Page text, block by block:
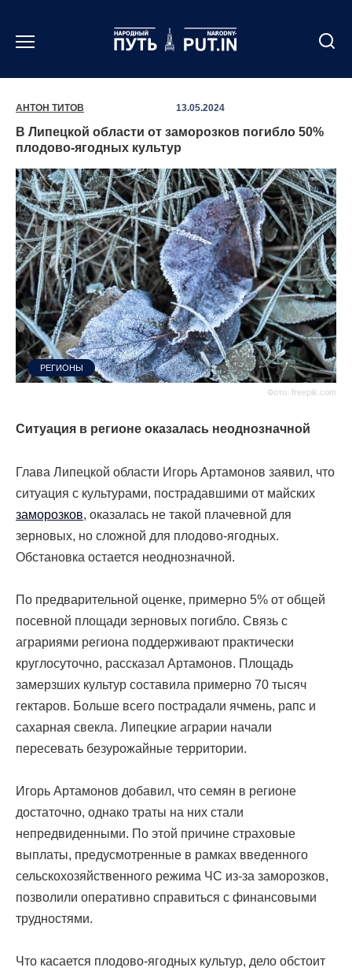
содержанию
АНТОН ТИТОВ 13.05.2024
В Липецкой области от заморозков погибло 50%
плодово-ягодных культур
Фото: freepik.com
РЕГИОНЫ
Ситуация в регионе оказалась неоднозначной
Глава Липецкой области Игорь Артамонов заявил, что
ситуация с культурами, пострадавшими от майских
заморозков, оказалась не такой плачевной для
зерновых, но сложной для плодово-ягодных.
Обстановка остается неоднозначной.
По предварительной оценке, примерно 5% от общей
посевной площади зерновых погибло. Связь с
аграриями региона поддерживают практически
круглосуточно, рассказал Артамонов. Площадь
замерзших культур составила примерно 70 тысяч
гектаров. Больше всего пострадали ячмень, рапс и
сахарная свекла. Липецкие аграрии начали
пересевать безурожайные территории.
Игорь Артамонов добавил, что семян в регионе
достаточно, однако траты на них стали
непредвиденными. По этой причине страховые
выплаты, предусмотренные в рамках введенного
сельскохозяйственного режима ЧС из-за заморозков,
позволили оперативно справиться с финансовыми
трудностями.
Что касается плодово-ягодных культур, дело обстоит